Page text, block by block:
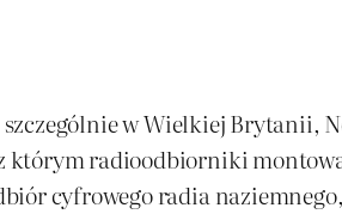
w Wielkiej Brytanii,
którym radioodbiorniki
cyfrowego radia